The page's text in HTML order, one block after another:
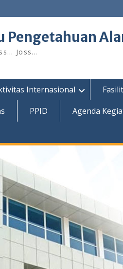
Pengetahuan
Joss…
Internasional
PPID Agenda